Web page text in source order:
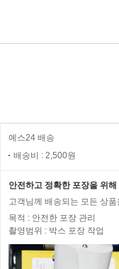
예스24 배송
배송비 : 2,500원
안전하고 정확한 포장을 위
고객님께 배송되는 모든 상
목적 : 안전한 포장 관리
촬영범위 : 박스 포장 작업